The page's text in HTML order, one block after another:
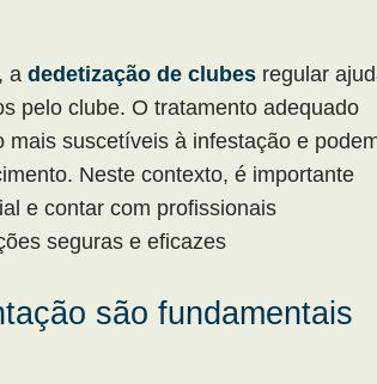
adedetização de clubes regular
pelo clube. O tratamento adequado
suscetíveis à infestação e
Neste contexto, é importante
e contar com profissionais
seguras e eficazes
são fundamentais